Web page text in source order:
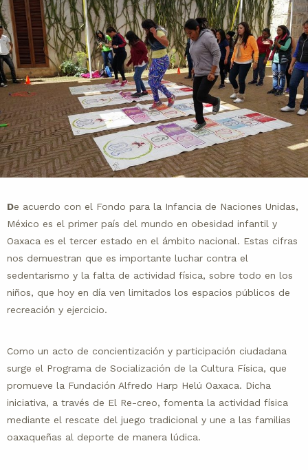
De acuerdo con el Fondo para la Infancia de Naciones Unidas,
México es el primer país del mundo en obesidad infantil y
Oaxaca es el tercer estado en el ámbito nacional. Estas cifras
nos demuestran que es importante luchar contra el
sedentarismo y la falta de actividad física, sobre todo en los
niños, que hoy en día ven limitados los espacios públicos de
recreación y ejercicio.
Como un acto de concientización y participación ciudadana
surge el Programa de Socialización de la Cultura Física, que
promueve la Fundación Alfredo Harp Helú Oaxaca. Dicha
iniciativa, a través de El Re-creo, fomenta la actividad física
mediante el rescate del juego tradicional y une a las familias
oaxaqueñas al deporte de manera lúdica.